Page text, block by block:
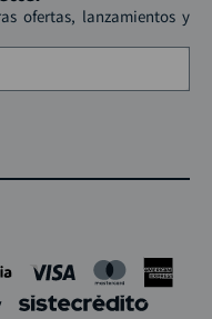
ofertas, lanzamientos y